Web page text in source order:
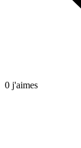
0 j'aimes